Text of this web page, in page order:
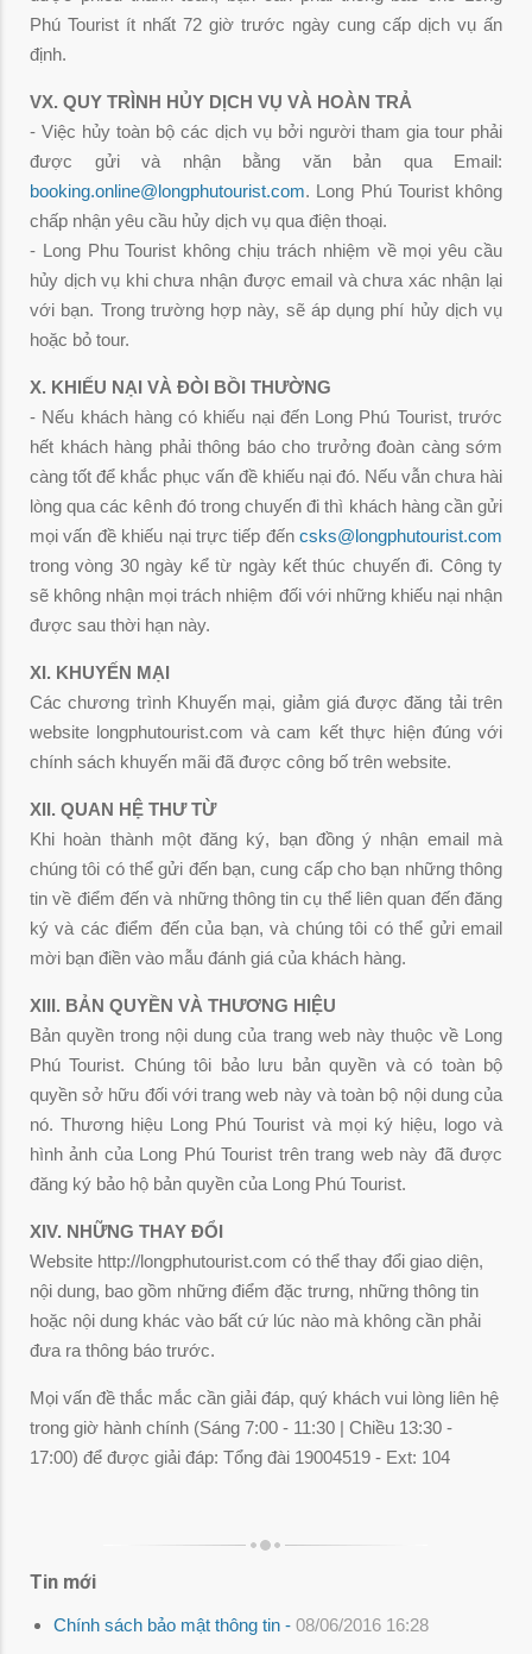
Phú Tourist ít nhất 72 giờ trước ngày cung cấp dịch vụ ấn
định.
VX. QUY TRÌNH HỦY DỊCH VỤ VÀ HOÀN TRẢ
- Việc hủy toàn bộ các dịch vụ bởi người tham gia tour phải
được gửi và nhận bằng văn bản qua Email:
booking.online@longphutourist.com. Long Phú Tourist không
chấp nhận yêu cầu hủy dịch vụ qua điện thoại.
- Long Phu Tourist không chịu trách nhiệm về mọi yêu cầu
hủy dịch vụ khi chưa nhận được email và chưa xác nhận lại
với bạn. Trong trường hợp này, sẽ áp dụng phí hủy dịch vụ
hoặc bỏ tour.
X. KHIẾU NẠI VÀ ĐÒI BỒI THƯỜNG
- Nếu khách hàng có khiếu nại đến Long Phú Tourist, trước
hết khách hàng phải thông báo cho trưởng đoàn càng sớm
càng tốt để khắc phục vấn đề khiếu nại đó. Nếu vẫn chưa hài
lòng qua các kênh đó trong chuyến đi thì khách hàng cần gửi
mọi vấn đề khiếu nại trực tiếp đến csks@longphutourist.com
trong vòng 30 ngày kể từ ngày kết thúc chuyến đi. Công ty
sẽ không nhận mọi trách nhiệm đối với những khiếu nại nhận
được sau thời hạn này.
XI. KHUYẾN MẠI
Các chương trình Khuyến mại, giảm giá được đăng tải trên
website longphutourist.com và cam kết thực hiện đúng với
chính sách khuyến mãi đã được công bố trên website.
XII. QUAN HỆ THƯ TỪ
Khi hoàn thành một đăng ký, bạn đồng ý nhận email mà
chúng tôi có thể gửi đến bạn, cung cấp cho bạn những thông
tin về điểm đến và những thông tin cụ thể liên quan đến đăng
ký và các điểm đến của bạn, và chúng tôi có thể gửi email
mời bạn điền vào mẫu đánh giá của khách hàng.
XIII. BẢN QUYỀN VÀ THƯƠNG HIỆU
Bản quyền trong nội dung của trang web này thuộc về Long
Phú Tourist. Chúng tôi bảo lưu bản quyền và có toàn bộ
quyền sở hữu đối với trang web này và toàn bộ nội dung của
nó. Thương hiệu Long Phú Tourist và mọi ký hiệu, logo và
hình ảnh của Long Phú Tourist trên trang web này đã được
đăng ký bảo hộ bản quyền của Long Phú Tourist.
XIV. NHỮNG THAY ĐỔI
Website http://longphutourist.com có thể thay đổi giao diện,
nội dung, bao gồm những điểm đặc trưng, những thông tin
hoặc nội dung khác vào bất cứ lúc nào mà không cần phải
đưa ra thông báo trước.
Mọi vấn đề thắc mắc cần giải đáp, quý khách vui lòng liên hệ
trong giờ hành chính (Sáng 7:00 - 11:30 | Chiều 13:30 -
17:00) để được giải đáp: Tổng đài 19004519 - Ext: 104
Tin mới
Chính sách bảo mật thông tin - 08/06/2016 16:28